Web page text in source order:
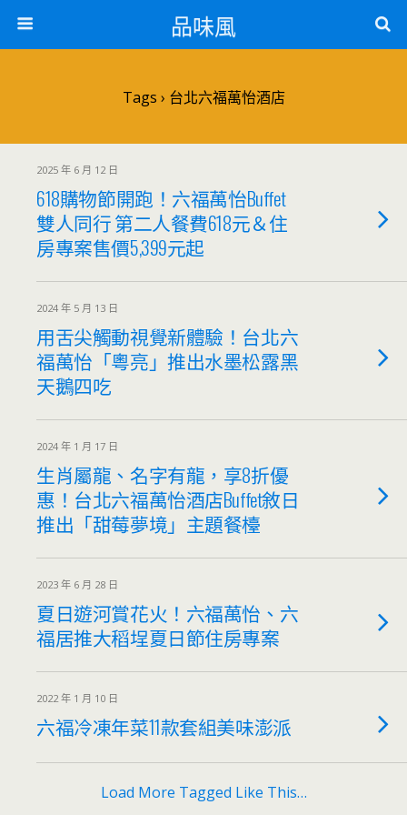
品味風
Tags › 台北六福萬怡酒店
2025 年 6 月 12 日
618購物節開跑！六福萬怡Buffet
雙人同行 第二人餐費618元＆住
房專案售價5,399元起
2024 年 5 月 13 日
用舌尖觸動視覺新體驗！台北六
福萬怡「粵亮」推出水墨松露黑
天鵝四吃
2024 年 1 月 17 日
生肖屬龍、名字有龍，享8折優
惠！台北六福萬怡酒店Buffet敘日
推出「甜莓夢境」主題餐檯
2023 年 6 月 28 日
夏日遊河賞花火！六福萬怡、六
福居推大稻埕夏日節住房專案
2022 年 1 月 10 日
六福冷凍年菜11款套組美味澎派
Load More Tagged Like This…